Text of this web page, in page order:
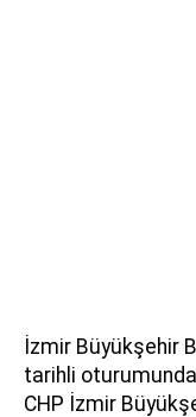
İzmir Büyükşehir
tarihli oturumunda
CHP İzmir